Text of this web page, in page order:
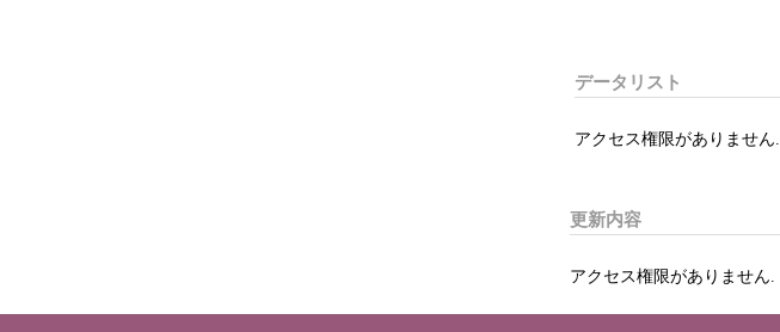
データリスト
アクセス権限がありません.
更新内容
アクセス権限がありません.